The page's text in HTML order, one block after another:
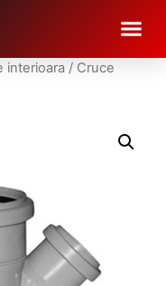
interioara / Cruce